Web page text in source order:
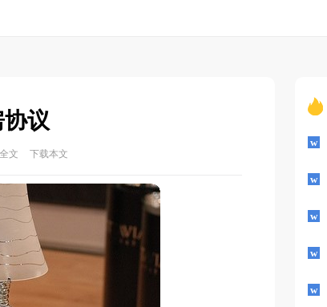
议
文 下载本文